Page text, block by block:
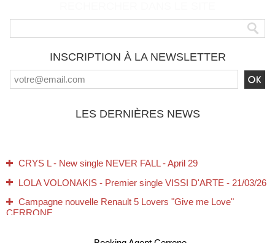
INSCRIPTION À LA NEWSLETTER
LES DERNIÈRES NEWS
CRYS L - New single NEVER FALL - April 29
LOLA VOLONAKIS - Premier single VISSI D'ARTE - 21/03/26
Campagne nouvelle Renault 5 Lovers "Give me Love"
CERRONE